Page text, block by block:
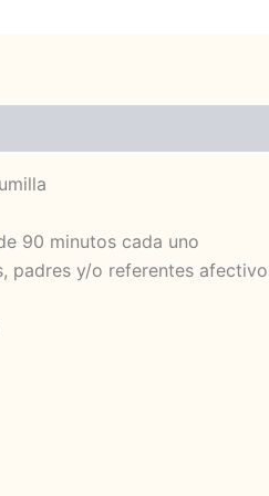
90 minutos cada uno
padres y/o referentes